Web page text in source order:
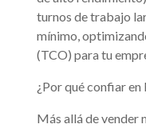
turnos de trabajo
mínimo,
(TCO) para tu
¿Por qué confiar
Más allá de